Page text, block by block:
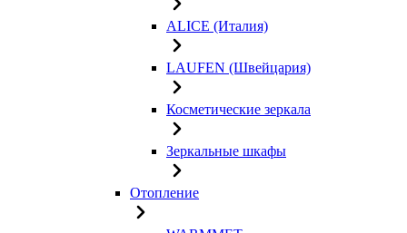
ALICE (Италия)
LAUFEN (Швейцария)
Косметические зеркала
Зеркальные шкафы
Отопление